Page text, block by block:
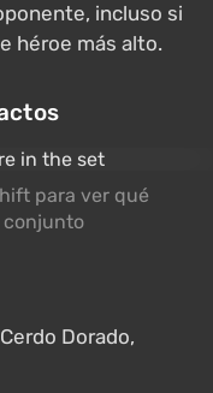
incluso si
héroe más alto.
para ver qué
conjunto
Dorado,